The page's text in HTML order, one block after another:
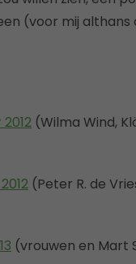
(voor mij althans
(Wilma Wind,
(Peter R. de
(vrouwen en Mart